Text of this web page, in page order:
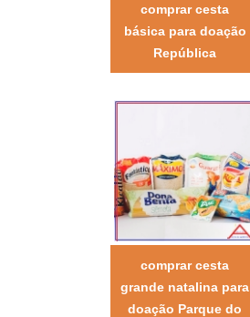
comprar cesta
básica para doação
República
comprar cesta
grande natalina para
doação Parque do